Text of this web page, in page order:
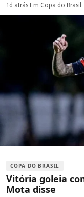
1d atrás·Em Copa do Brasil
COPA DO BRASIL
Vitória goleia
Mota disse